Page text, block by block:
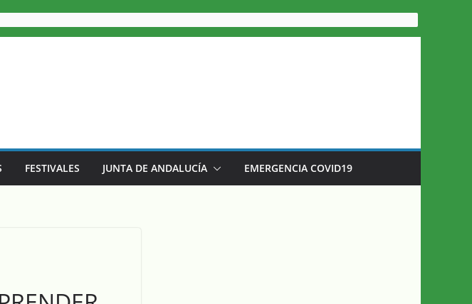
FESTIVALES JUNTA DE ANDALUCÍA EMERGENCIA COVID19